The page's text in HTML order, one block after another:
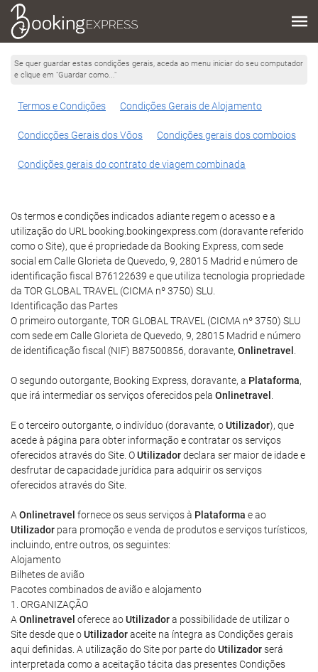
Se quer guardar estas condições gerais, aceda ao menu iniciar do seu computador
e clique em "Guardar como..."
Termos e Condições Condições Gerais de Alojamento
Condicções Gerais dos Vôos Condições gerais dos comboios
Condições gerais do contrato de viagem combinada
Os termos e condições indicados adiante regem o acesso e a
utilização do URL booking.bookingexpress.com (doravante referido
como o Site), que é propriedade da Booking Express, com sede
social em Calle Glorieta de Quevedo, 9, 28015 Madrid e número de
identificação fiscal B76122639 e que utiliza tecnologia propriedade
da TOR GLOBAL TRAVEL (CICMA nº 3750) SLU.
Identificação das Partes
O primeiro outorgante, TOR GLOBAL TRAVEL (CICMA nº 3750) SLU
com sede em Calle Glorieta de Quevedo, 9, 28015 Madrid e número
de identificação fiscal (NIF) B87500856, doravante, Onlinetravel
O segundo outorgante, Booking Express, doravante, a Plataforma,
que irá intermediar os serviços oferecidos pela Onlinetravel
E o terceiro outorgante, o indivíduo (doravante, oUtilizador), que
acede à página para obter informação e contratar os serviços
oferecidos através do Site. OUtilizadordeclara ser maior de idade e
desfrutar de capacidade jurídica para adquirir os serviços
oferecidos através do Site.
A Onlinetravel fornece os seus serviços à Plataforma e ao
Utilizador para promoção e venda de produtos e serviços turísticos,
incluindo, entre outros, os seguintes:
Alojamento
Bilhetes de avião
Pacotes combinados de avião e alojamento
1. ORGANIZAÇÃO
A Onlinetravel oferece aoUtilizadora possibilidade de utilizar o
Site desde que oUtilizadoraceite na íntegra as Condições gerais
aqui definidas. A utilização do Site por parte doUtilizadorserá
interpretada como a aceitação tácita das presentes Condições